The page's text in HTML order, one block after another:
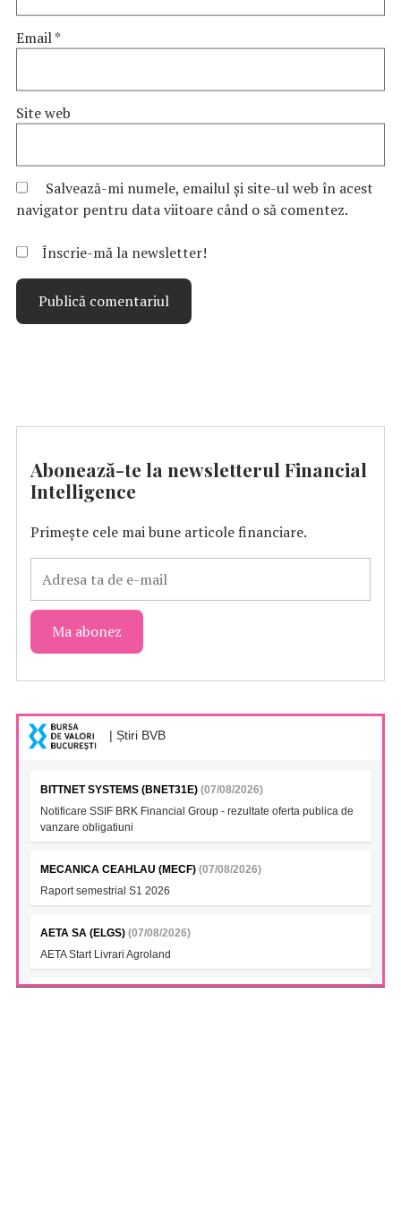
Email*
Site web
Salvează-mi numele, emailul și site-ul web în acest
navigator pentru data viitoare când o să comentez.
Înscrie-mă la newsletter!
Abonează-te la newsletterul Financial
Intelligence
Primește cele mai bune articole financiare.
| Știri BVB
BITTNET SYSTEMS (BNET31E) (07/08/2026)
Notificare SSIF BRK Financial Group - rezultate oferta publica de
vanzare obligatiuni
MECANICA CEAHLAU (MECF) (07/08/2026)
Raport semestrial S1 2026
AETA SA (ELGS) (07/08/2026)
AETA Start Livrari Agroland